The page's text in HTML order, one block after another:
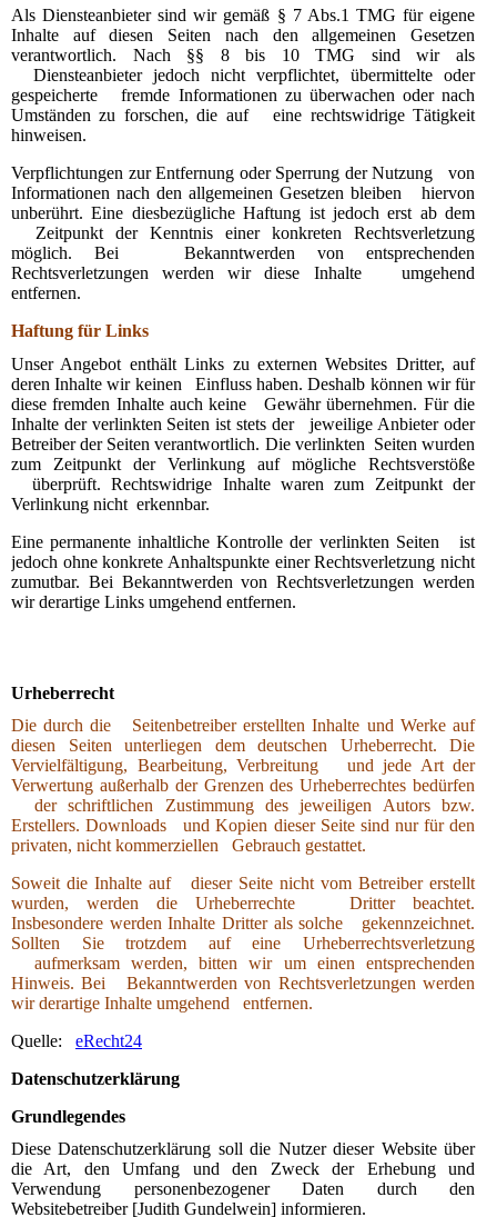
Als Diensteanbieter sind wir gemäß § 7 Abs.1 TMG für eigene
Inhalte auf diesen Seiten nach den allgemeinen Gesetzen
verantwortlich. Nach §§ 8 bis 10 TMG sind wir als
Diensteanbieter jedoch nicht verpflichtet, übermittelte oder
gespeicherte fremde Informationen zu überwachen oder nach
Umständen zu forschen, die auf eine rechtswidrige Tätigkeit
hinweisen.
Verpflichtungen zur Entfernung oder Sperrung der Nutzung von
Informationen nach den allgemeinen Gesetzen bleiben hiervon
unberührt. Eine diesbezügliche Haftung ist jedoch erst ab dem
Zeitpunkt der Kenntnis einer konkreten Rechtsverletzung
möglich. Bei Bekanntwerden von entsprechenden
Rechtsverletzungen werden wir diese Inhalte umgehend
entfernen.
Haftung für Links
Unser Angebot enthält Links zu externen Websites Dritter, auf
deren Inhalte wir keinen Einfluss haben. Deshalb können wir für
diese fremden Inhalte auch keine Gewähr übernehmen. Für die
Inhalte der verlinkten Seiten ist stets der jeweilige Anbieter oder
Betreiber der Seiten verantwortlich. Die verlinkten Seiten wurden
zum Zeitpunkt der Verlinkung auf mögliche Rechtsverstöße
überprüft. Rechtswidrige Inhalte waren zum Zeitpunkt der
Verlinkung nicht erkennbar.
Eine permanente inhaltliche Kontrolle der verlinkten Seiten ist
jedoch ohne konkrete Anhaltspunkte einer Rechtsverletzung nicht
zumutbar. Bei Bekanntwerden von Rechtsverletzungen werden
wir derartige Links umgehend entfernen.
Urheberrecht
Die durch die Seitenbetreiber erstellten Inhalte und Werke auf
diesen Seiten unterliegen dem deutschen Urheberrecht. Die
Vervielfältigung, Bearbeitung, Verbreitung und jede Art der
Verwertung außerhalb der Grenzen des Urheberrechtes bedürfen
der schriftlichen Zustimmung des jeweiligen Autors bzw.
Erstellers. Downloads und Kopien dieser Seite sind nur für den
privaten, nicht kommerziellen Gebrauch gestattet.
Soweit die Inhalte auf dieser Seite nicht vom Betreiber erstellt
wurden, werden die Urheberrechte Dritter beachtet.
Insbesondere werden Inhalte Dritter als solche gekennzeichnet.
Sollten Sie trotzdem auf eine Urheberrechtsverletzung
aufmerksam werden, bitten wir um einen entsprechenden
Hinweis. Bei Bekanntwerden von Rechtsverletzungen werden
wir derartige Inhalte umgehend entfernen.
Quelle: eRecht24
Datenschutzerklärung
Grundlegendes
Diese Datenschutzerklärung soll die Nutzer dieser Website über
die Art, den Umfang und den Zweck der Erhebung und
Verwendung personenbezogener Daten durch den
Websitebetreiber [Judith Gundelwein] informieren.